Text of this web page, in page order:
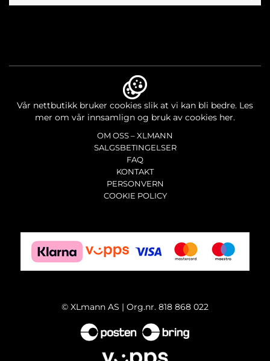
Vår nettbutikk bruker cookies slik at vi kan bli bedre. Les
mer om vår innsamlign og bruk av cookies her.
OM OSS – XLMANN
SALGSBETINGELSER
FAQ
KONTAKT
PERSONVERN
COOKIE POLICY
© XLmann AS | Org.nr. 818 868 022